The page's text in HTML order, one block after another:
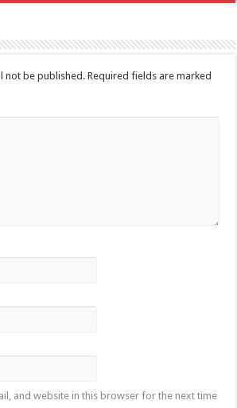
not be published. Required fields are marked
and website in this browser for the next time